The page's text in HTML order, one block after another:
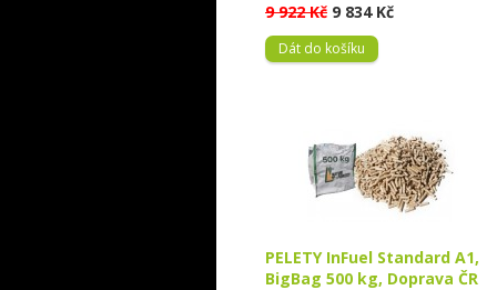
9 922 Kč 9 834 Kč
Dát do košíku
PELETY InFuel Standard A1,
BigBag 500 kg, Doprava ČR